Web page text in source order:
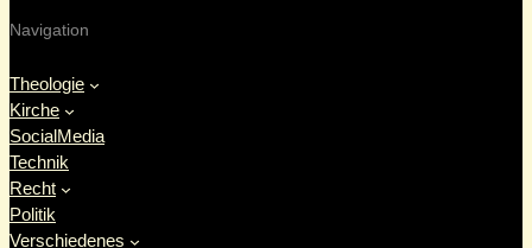
Navigation
Theologie
Kirche
SocialMedia
Technik
Recht
Politik
Verschiedenes